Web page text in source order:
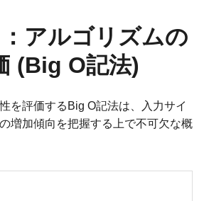
アルゴリズムの
(Big O記法)
を評価するBig O記法は、入力サイ
増加傾向を把握する上で不可欠な概